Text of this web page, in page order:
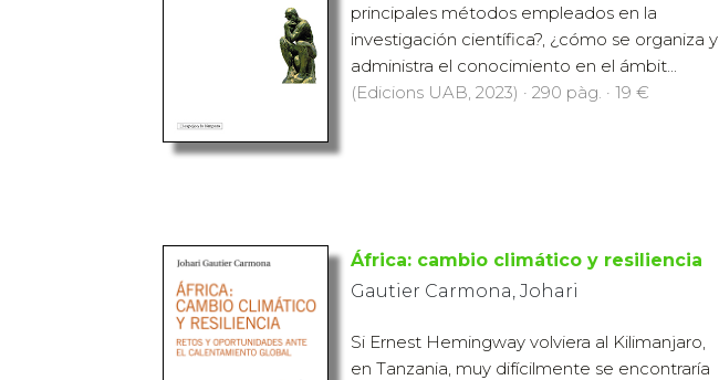
principales métodos empleados en la
investigación científica?, ¿cómo se organiza y
administra el conocimiento en el ámbit...
(Edicions UAB, 2023) · 290 pàg. · 19 €
África: cambio climático y resiliencia
Gautier Carmona, Johari
Si Ernest Hemingway volviera al Kilimanjaro,
en Tanzania, muy difícilmente se encontraría